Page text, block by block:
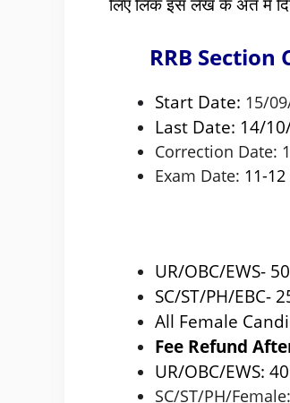
RRB
Start Date: 15/
Last Date: 14/
Correction Date:
Exam Date: 11-
UR/OBC/EWS-
SC/ST/PH/EBC-
All Female
Fee Refund
UR/OBC/EWS:
SC/ST/PH/